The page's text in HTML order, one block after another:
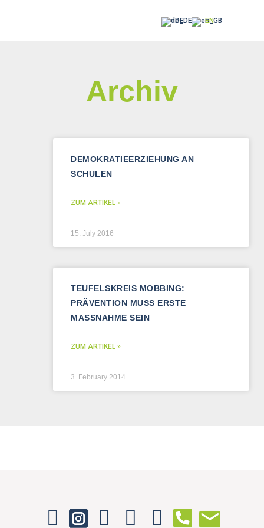
DE EN
Archiv
DEMOKRATIEERZIEHUNG AN
SCHULEN
ZUM ARTIKEL »
15. July 2016
TEUFELSKREIS MOBBING:
PRÄVENTION MUSS ERSTE
MASSNAHME SEIN
ZUM ARTIKEL »
3. February 2014